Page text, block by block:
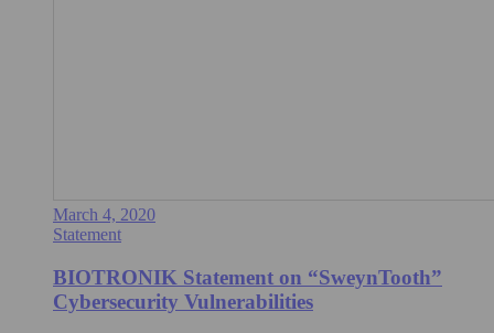
March 4, 2020
Statement
BIOTRONIK Statement on “SweynTooth”
Cybersecurity Vulnerabilities